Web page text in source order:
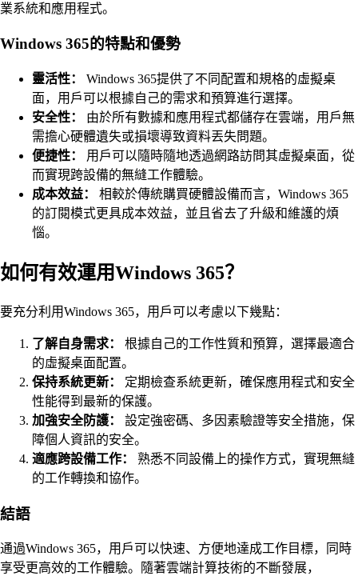
業系統和應用程式。
Windows 365的特點和優勢
靈活性：
Windows 365提供了不同配置和規格的虛擬桌
面，用戶可以根據自己的需求和預算進行選擇。
安全性：
由於所有數據和應用程式都儲存在雲端，用戶無
需擔心硬體遺失或損壞導致資料丟失問題。
便捷性：
用戶可以隨時隨地透過網路訪問其虛擬桌面，從
而實現跨設備的無縫工作體驗。
成本效益：
相較於傳統購買硬體設備而言，Windows 365
的訂閱模式更具成本效益，並且省去了升級和維護的煩
惱。
如何有效運用Windows 365？
要充分利用Windows 365，用戶可以考慮以下幾點：
了解自身需求：
根據自己的工作性質和預算，選擇最適合
的虛擬桌面配置。
保持系統更新：
定期檢查系統更新，確保應用程式和安全
性能得到最新的保護。
加強安全防護：
設定強密碼、多因素驗證等安全措施，保
障個人資訊的安全。
適應跨設備工作：
熟悉不同設備上的操作方式，實現無縫
的工作轉換和協作。
結語
通過Windows 365，用戶可以快速、方便地達成工作目標，同時
享受更高效的工作體驗。隨著雲端計算技術的不斷發展，